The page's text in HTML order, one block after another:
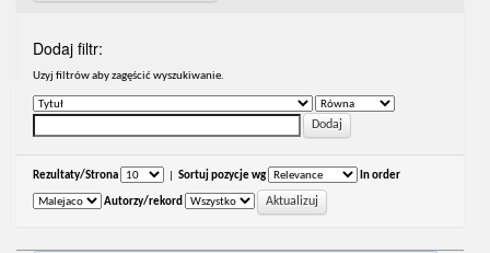
Dodaj filtr:
Uzyj filtrów aby zagęścić wyszukiwanie.
Rezultaty/Strona Sortuj pozycje wg In order
Autorzy/rekord